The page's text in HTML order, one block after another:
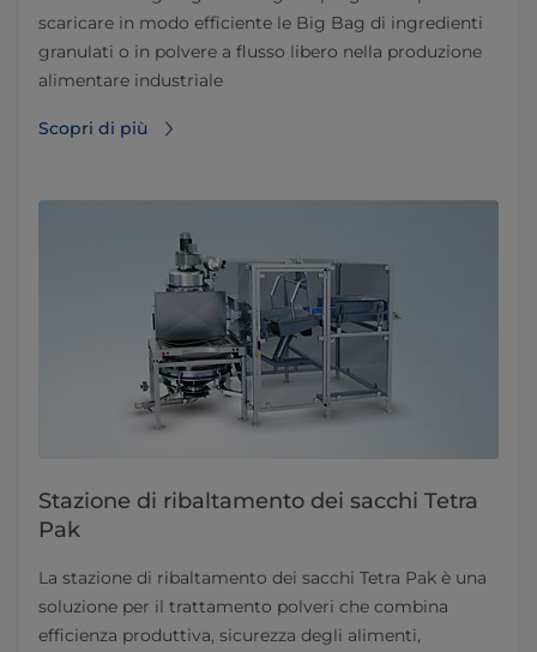
scaricare in modo efficiente le Big Bag di ingredienti
granulati o in polvere a flusso libero nella produzione
alimentare industriale
Scopri di più
Stazione di ribaltamento dei sacchi Tetra
Pak
La stazione di ribaltamento dei sacchi Tetra Pak è una
soluzione per il trattamento polveri che combina
efficienza produttiva, sicurezza degli alimenti,